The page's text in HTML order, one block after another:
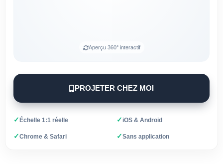
Aperçu 360° interactif
PROJETER CHEZ MOI
✓Échelle 1:1 réelle ✓iOS & Android
✓Chrome & Safari ✓Sans application